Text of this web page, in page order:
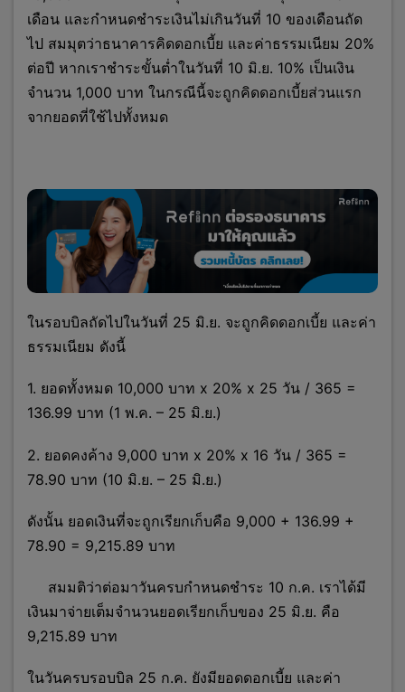
เดือน และกำหนดชำระเงินไม่เกินวันที่ 10 ของเดือนถัด
ไป สมมุตว่าธนาคารคิดดอกเบี้ย และค่าธรรมเนียม 20%
ต่อปี หากเราชำระขั้นต่ำในวันที่ 10 มิ.ย. 10% เป็นเงิน
จำนวน 1,000 บาท ในกรณีนี้จะถูกคิดดอกเบี้ยส่วนแรก
จากยอดที่ใช้ไปทั้งหมด
ในรอบบิลถัดไปในวันที่ 25 มิ.ย. จะถูกคิดดอกเบี้ย และค่า
ธรรมเนียม ดังนี้
1. ยอดทั้งหมด 10,000 บาท x 20% x 25 วัน / 365 =
136.99 บาท (1 พ.ค. – 25 มิ.ย.)
2. ยอดคงค้าง 9,000 บาท x 20% x 16 วัน / 365 =
78.90 บาท (10 มิ.ย. – 25 มิ.ย.)
ดังนั้น ยอดเงินที่จะถูกเรียกเก็บคือ 9,000 + 136.99 +
78.90 = 9,215.89 บาท
สมมติว่าต่อมาวันครบกำหนดชำระ 10 ก.ค. เราได้มี
เงินมาจ่ายเต็มจำนวนยอดเรียกเก็บของ 25 มิ.ย. คือ
9,215.89 บาท
ในวันครบรอบบิล 25 ก.ค. ยังมียอดดอกเบี้ย และค่า